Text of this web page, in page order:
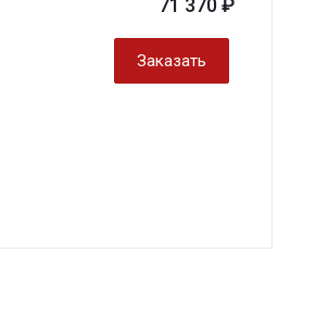
71 370 ₽
Заказать